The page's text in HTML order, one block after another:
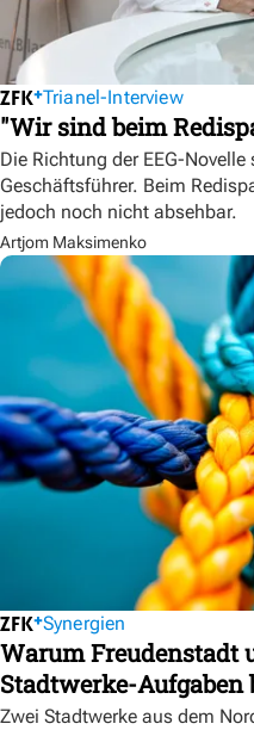
Trianel-Interview
"Wir sind beim
Die Richtung der EEG-
Geschäftsführer. Beim
jedoch noch nicht absehbar.
Artjom Maksimenko
Synergien
Warum Freudenstadt
Stadtwerke-Aufgaben
Zwei Stadtwerke aus dem